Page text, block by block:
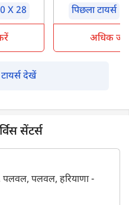
X 28
पिछला टायर्स
अधिक
देखें
सेंटर्स
पलवल, हरियाणा -